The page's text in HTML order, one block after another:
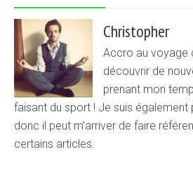
Christopher
Accro au voyage
découvrir de
prenant mon
faisant du sport ! Je suis également
donc il peut m'arriver de faire
certains articles.